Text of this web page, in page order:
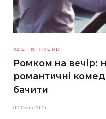
BE IN TREND
Ромком на вечір:
романтичні
бачити
02 Січня 2026